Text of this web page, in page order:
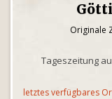
Originale
Tageszeitung
letztes verfügbares